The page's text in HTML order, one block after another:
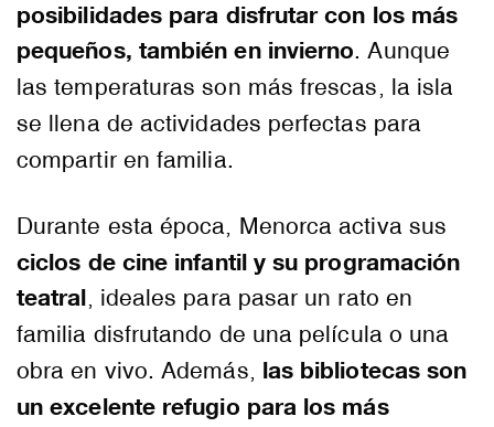
posibilidades para disfrutar con los más
pequeños, también en invierno. Aunque
las temperaturas son más frescas, la isla
se llena de actividades perfectas para
compartir en familia.
Durante esta época, Menorca activa sus
ciclos de cine infantil y su programación
teatral, ideales para pasar un rato en
familia disfrutando de una película o una
obra en vivo. Además, las bibliotecas son
un excelente refugio para los más